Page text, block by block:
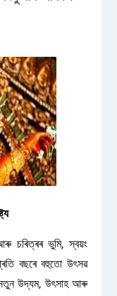
চৰিত্ৰৰ ভুমি, স্বয়ং
বছৰে বহুতো উৎসৱ
উদ্যম, উৎসাহ আৰু